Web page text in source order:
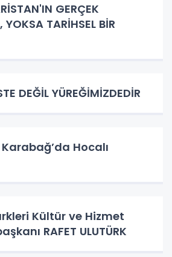
GERÇEK
YOKSA TARİHSEL BİR
LÜKSTE DEĞİL YÜREĞİMİZDEDİR
Hocalı
Kültür ve Hizmet
RAFET ULUTÜRK